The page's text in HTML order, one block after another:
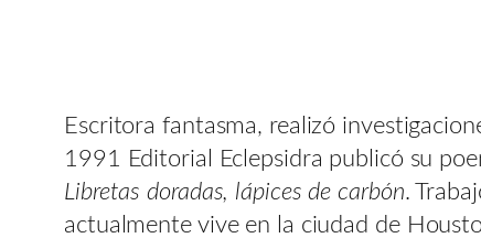
Escritora fantasma, realizó
1991 Editorial Eclepsidra publicó su
Libretas doradas, lápices de carbón.
actualmente vive en la ciudad de